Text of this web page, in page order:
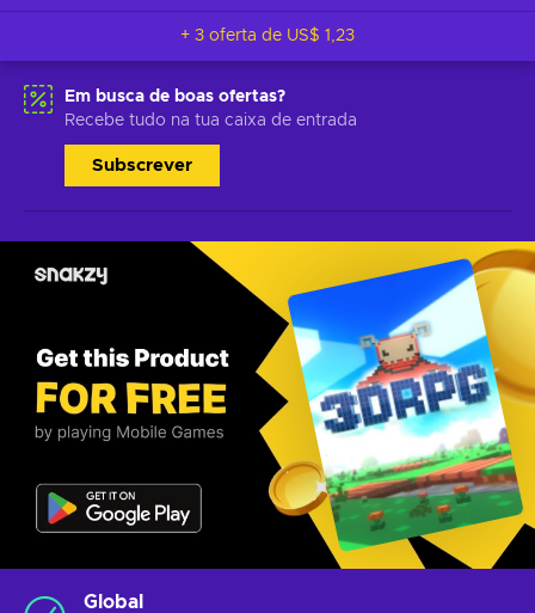
+ 3 oferta de US$ 1,23
Em busca de boas ofertas?
Recebe tudo na tua caixa de entrada
Subscrever
Global